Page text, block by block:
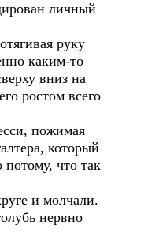
личный
руку
каким-то
вниз на
ростом всего
пожимая
который
что так
и молчали.
нервно